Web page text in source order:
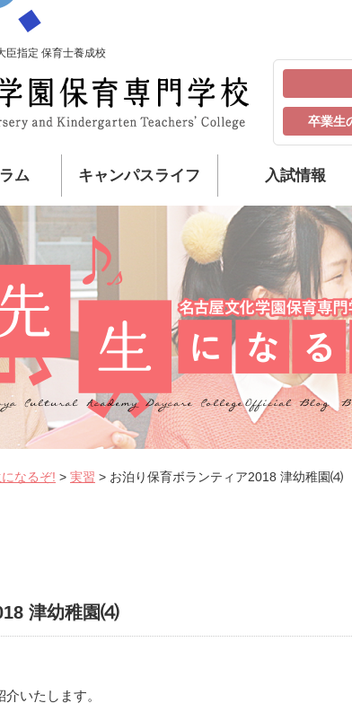
指定 保育士養成校
卒業生
ム キャンパスライフ 入試情報
なるぞ! > 実習 > お泊り保育ボランティア2018 津幼稚園⑷
津幼稚園⑷
いたします。